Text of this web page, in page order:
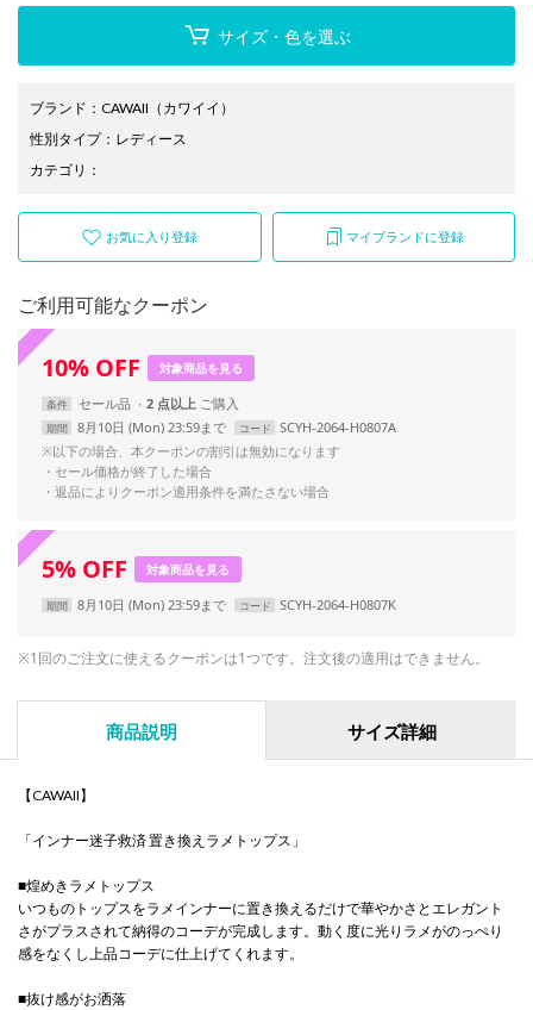
サイズ・色を選ぶ
ブランド ： CAWAII （カワイイ）
性別タイプ： レディース
カテゴリ ：
お気に入り登録 マイブランドに登録
ご利用可能なクーポン
10% OFF 対象商品を見る
条件 セール品 2 点以上
期間 8月10日 (Mon) 23:59まで コード
SCYH-2064-H0807A
※以下の場合、本クーポンの割引は無効になります
・セール価格が終了した場合
・返品によりクーポン適用条件を満たさない場合
5% OFF 対象商品を見る
期間 8月10日 (Mon) 23:59まで コード SCYH-2064-H0807K
※1回のご注文に使えるクーポンは1つです。注文後の適用はできません。
商品説明 サイズ詳細
【CAWAII】
「インナー迷子救済 置き換えラメトップス」
■煌めきラメトップス
いつものトップスをラメインナーに置き換えるだけで華やかさとエレガント
さがプラスされて納得のコーデが完成します。動く度に光りラメがのっぺり
感をなくし上品コーデに仕上げてくれます。
■抜け感がお洒落